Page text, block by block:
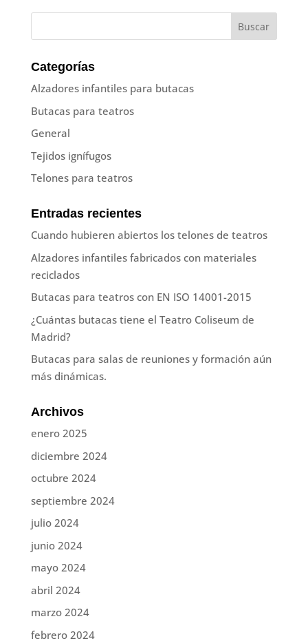
Categorías
Alzadores infantiles para butacas
Butacas para teatros
General
Tejidos ignífugos
Telones para teatros
Entradas recientes
Cuando hubieren abiertos los telones de teatros
Alzadores infantiles fabricados con materiales
reciclados
Butacas para teatros con EN ISO 14001-2015
¿Cuántas butacas tiene el Teatro Coliseum de
Madrid?
Butacas para salas de reuniones y formación aún
más dinámicas.
Archivos
enero 2025
diciembre 2024
octubre 2024
septiembre 2024
julio 2024
junio 2024
mayo 2024
abril 2024
marzo 2024
febrero 2024